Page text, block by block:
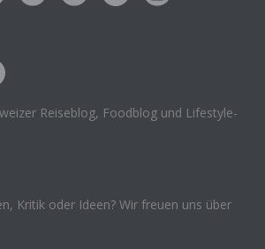
Reiseblog, Foodblog und Lifestyle-
Kritik oder Ideen? Wir freuen uns über